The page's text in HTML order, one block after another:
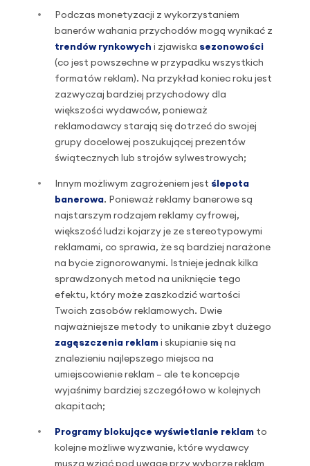
Podczas monetyzacji z wykorzystaniem
banerów wahania przychodów mogą wynikać z
trendów rynkowych i zjawiska sezonowości
(co jest powszechne w przypadku wszystkich
formatów reklam). Na przykład koniec roku jest
zazwyczaj bardziej przychodowy dla
większości wydawców, ponieważ
reklamodawcy starają się dotrzeć do swojej
grupy docelowej poszukującej prezentów
świątecznych lub strojów sylwestrowych;
Innym możliwym zagrożeniem jest ślepota
banerowa. Ponieważ reklamy banerowe są
najstarszym rodzajem reklamy cyfrowej,
większość ludzi kojarzy je ze stereotypowymi
reklamami, co sprawia, że są bardziej narażone
na bycie zignorowanymi. Istnieje jednak kilka
sprawdzonych metod na uniknięcie tego
efektu, który może zaszkodzić wartości
Twoich zasobów reklamowych. Dwie
najważniejsze metody to unikanie zbyt dużego
zagęszczenia reklam i skupianie się na
znalezieniu najlepszego miejsca na
umiejscowienie reklam – ale te koncepcje
wyjaśnimy bardziej szczegółowo w kolejnych
akapitach;
Programy blokujące wyświetlanie reklam to
kolejne możliwe wyzwanie, które wydawcy
muszą wziąć pod uwagę przy wyborze reklam